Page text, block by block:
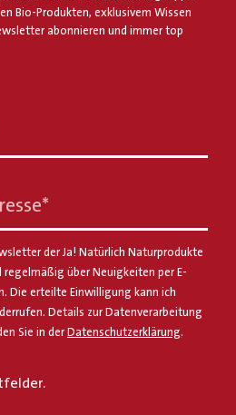
Bio-Produkten, exklusivem Wissen
abonnieren und immer top
*
der Ja! Natürlich Naturprodukte
regelmäßig über Neuigkeiten per E-
Die erteilte Einwilligung kann ich
Details zur Datenverarbeitung
Sie in derDatenschutzerklärung.